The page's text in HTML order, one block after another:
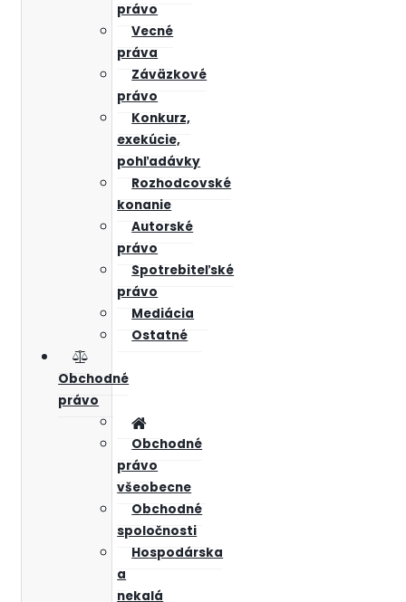
právo
Vecné
práva
Záväzkové
právo
Konkurz,
exekúcie,
pohľadávky
Rozhodcovské
konanie
Autorské
právo
Spotrebiteľské
právo
Mediácia
Ostatné
Obchodné
právo
Obchodné
právo
všeobecne
Obchodné
spoločnosti
Hospodárska
a
nekalá